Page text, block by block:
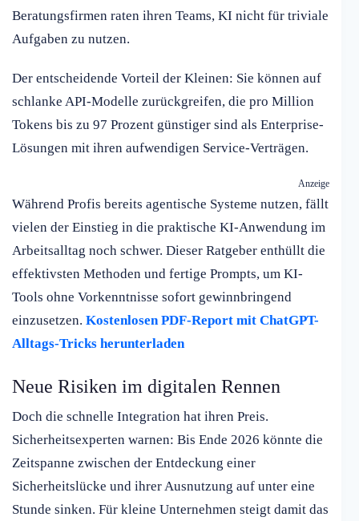
Beratungsfirmen raten ihren Teams, KI nicht für triviale
Aufgaben zu nutzen.
Der entscheidende Vorteil der Kleinen: Sie können auf
schlanke API-Modelle zurückgreifen, die pro Million
Tokens bis zu 97 Prozent günstiger sind als Enterprise-
Lösungen mit ihren aufwendigen Service-Verträgen.
Anzeige
Während Profis bereits agentische Systeme nutzen, fällt
vielen der Einstieg in die praktische KI-Anwendung im
Arbeitsalltag noch schwer. Dieser Ratgeber enthüllt die
effektivsten Methoden und fertige Prompts, um KI-
Tools ohne Vorkenntnisse sofort gewinnbringend
einzusetzen. Kostenlosen PDF-Report mit ChatGPT-
Alltags-Tricks herunterladen
Neue Risiken im digitalen Rennen
Doch die schnelle Integration hat ihren Preis.
Sicherheitsexperten warnen: Bis Ende 2026 könnte die
Zeitspanne zwischen der Entdeckung einer
Sicherheitslücke und ihrer Ausnutzung auf unter eine
Stunde sinken. Für kleine Unternehmen steigt damit das